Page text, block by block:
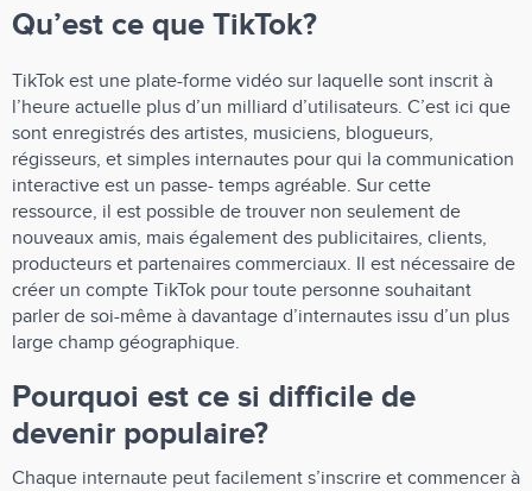
Qu’est ce que TikTok?
TikTok est une plate-forme vidéo sur laquelle sont inscrit à
l’heure actuelle plus d’un milliard d’utilisateurs. C’est ici que
sont enregistrés des artistes, musiciens, blogueurs,
régisseurs, et simples internautes pour qui la communication
interactive est un passe- temps agréable. Sur cette
ressource, il est possible de trouver non seulement de
nouveaux amis, mais également des publicitaires, clients,
producteurs et partenaires commerciaux. Il est nécessaire de
créer un compte TikTok pour toute personne souhaitant
parler de soi-même à davantage d’internautes issu d’un plus
large champ géographique.
Pourquoi est ce si difficile de
devenir populaire?
Chaque internaute peut facilement s’inscrire et commencer à